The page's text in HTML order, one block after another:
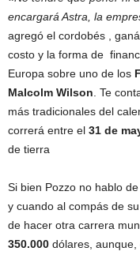
encargará Astra, la
agregó el cordobés ,
costo y la forma de
Europa sobre uno de los
Malcolm Wilson . Te
más tradicionales del
correrá entre el 31 de
de tierra
Si bien Pozzo no hablo
y cuando al compás de
de hacer otra carrera
350.000 dólares,